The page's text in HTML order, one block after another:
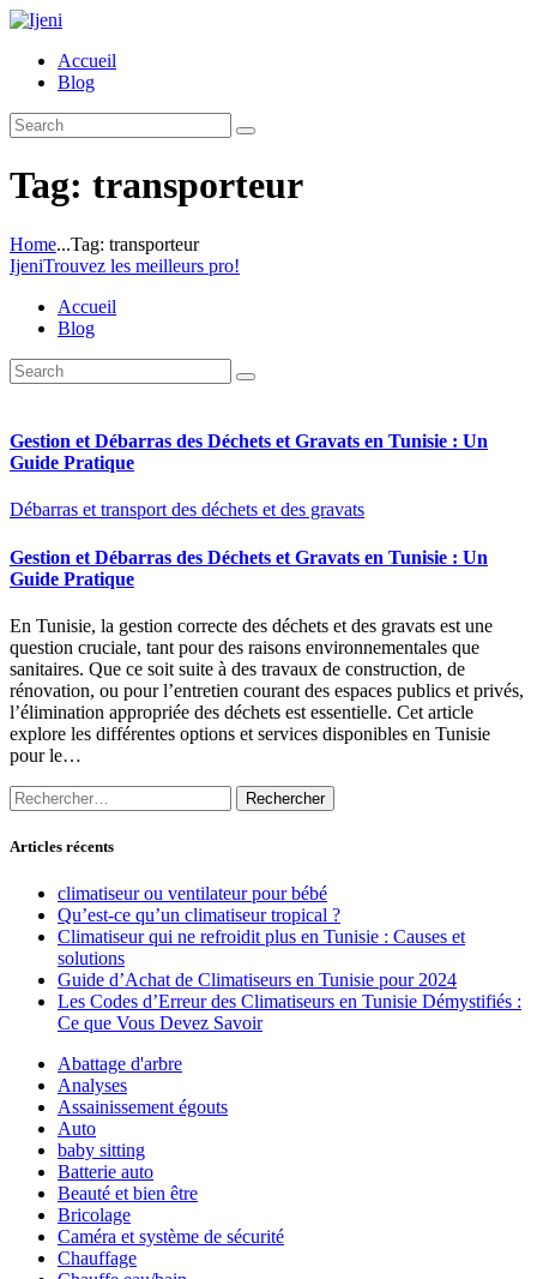
Accueil
Blog
Tag: transporteur
Home...Tag: transporteur
IjeniTrouvez les meilleurs pro!
Accueil
Blog
Gestion et Débarras des Déchets et Gravats en Tunisie : Un
Guide Pratique
Débarras et transport des déchets et des gravats
Gestion et Débarras des Déchets et Gravats en Tunisie : Un
Guide Pratique
En Tunisie, la gestion correcte des déchets et des gravats est une
question cruciale, tant pour des raisons environnementales que
sanitaires. Que ce soit suite à des travaux de construction, de
rénovation, ou pour l’entretien courant des espaces publics et privés,
l’élimination appropriée des déchets est essentielle. Cet article
explore les différentes options et services disponibles en Tunisie
pour le…
Rechercher :
Articles récents
climatiseur ou ventilateur pour bébé
Qu’est-ce qu’un climatiseur tropical ?
Climatiseur qui ne refroidit plus en Tunisie : Causes et
solutions
Guide d’Achat de Climatiseurs en Tunisie pour 2024
Les Codes d’Erreur des Climatiseurs en Tunisie Démystifiés :
Ce que Vous Devez Savoir
Abattage d'arbre
Analyses
Assainissement égouts
Auto
baby sitting
Batterie auto
Beauté et bien être
Bricolage
Caméra et système de sécurité
Chauffage